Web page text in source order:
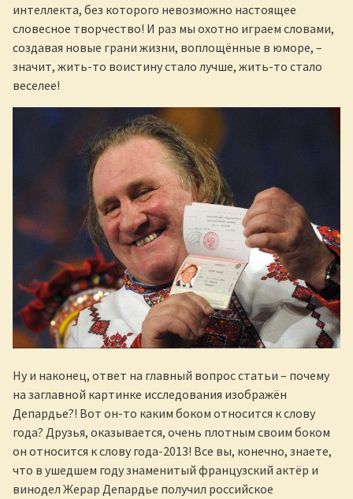
интеллекта, без которого невозможно настоящее
словесное творчество! И раз мы охотно играем словами,
создавая новые грани жизни, воплощённые в юморе, –
значит, жить-то воистину стало лучше, жить-то стало
веселее!
Ну и наконец, ответ на главный вопрос статьи – почему
на заглавной картинке исследования изображён
Депардье?! Вот он-то каким боком относится к слову
года? Друзья, оказывается, очень плотным своим боком
он относится к слову года-2013! Все вы, конечно, знаете,
что в ушедшем году знаменитый французский актёр и
винодел Жерар Депардье получил российское